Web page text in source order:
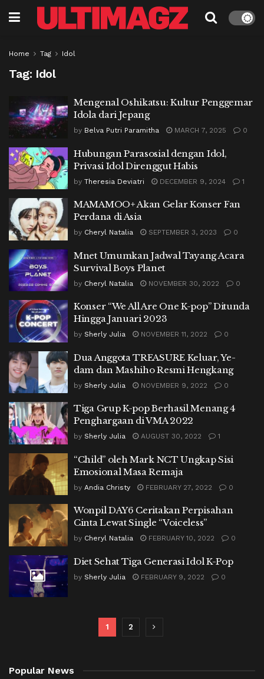
Home Tag Idol
Tag: Idol
Mengenal Oshikatsu: Kultur Penggemar
Idola dari Jepang
by Belva Putri Paramitha MARCH 7, 2025 0
Hubungan Parasosial dengan Idol,
Privasi Idol Direnggut Habis
by Theresia Deviatri DECEMBER 9, 2024 1
MAMAMOO+ Akan Gelar Konser Fan
Perdana di Asia
by Cheryl Natalia SEPTEMBER 3, 2023 0
Mnet Umumkan Jadwal Tayang Acara
Survival Boys Planet
by Cheryl Natalia NOVEMBER 30, 2022 0
Konser “We All Are One K-pop” Ditunda
Hingga Januari 2023
by Sherly Julia NOVEMBER 11, 2022 0
Dua Anggota TREASURE Keluar, Ye-
dam dan Mashiho Resmi Hengkang
by Sherly Julia NOVEMBER 9, 2022 0
Tiga Grup K-pop Berhasil Menang 4
Penghargaan di VMA 2022
by Sherly Julia AUGUST 30, 2022 1
“Child” oleh Mark NCT Ungkap Sisi
Emosional Masa Remaja
by Andia Christy FEBRUARY 27, 2022 0
Wonpil DAY6 Ceritakan Perpisahan
Cinta Lewat Single “Voiceless”
by Cheryl Natalia FEBRUARY 10, 2022 0
Diet Sehat Tiga Generasi Idol K-Pop
by Sherly Julia FEBRUARY 9, 2022 0
1 2
Popular News